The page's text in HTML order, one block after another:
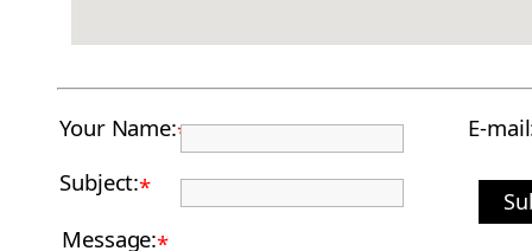
Your Name:*
Subject:*
Message:*
E-